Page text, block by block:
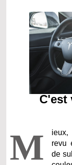
C'est
M
ieux,
revu
de